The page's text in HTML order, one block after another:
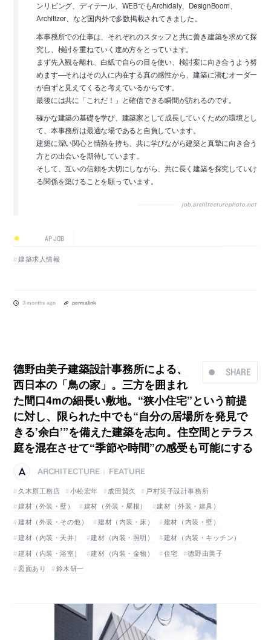
ンリビング、ディテール、WEBでもArchidaly、DesignBoom、
Architizer、など国内外で多数掲載されてきました。
本事務所での仕事は、それぞれのスタッフと共に善き建築を求めて探
究し、検討を重ねていく進め方をとっています。
まず先入観を離れ、白紙で自らの目を使い、検討案に向き合うよう努
めます―それはその人に内在する真の感性から、建築に潜むオーダー
が自ずと見えてくると考えているからです。
最後には共に「これだ！」と確信できる瞬間が訪れるのです。
確かな建築の基礎を学び、建築家として成長していくための環境とし
て、本事務所は最適な場であると自負しています。
建築に深い関心と情熱を持ち、共に学びながら建築と真摯に向き合う
方との出会いを期待しています。
そして、互いの信頼を大切にしながら、共に長く建築を探究していけ
る関係を築けることを願っています。
job.architecturephoto.net
AP JOB
建築求人情報
3 months ago permalink
SHARE
德野由美子建築設計事務所による、
西日本の「鳥の家」。三方を囲まれ
た間口4mの細長い敷地。“狭小住宅”という前提
に対し、限られた中でも“自分の居場所を発見で
きる’余白’”を備えた建築を志向。住空間とテラス
庭を混在させて“季節や時間”の感受も可能にする
ARCHITECTURE
FEATURE
久木原工務店
小松宏年 成田賛久
戸村英子設計事務所
建材（外装・壁）
建材（外装・屋根）
建材（外装・建具）
建材（外装・その他）
建材（内装・床）
建材（内装・壁）
建材（内装・天井）
建材（内装・照明）
建材（内装・キッチン）
建材（内装・浴室）
建材（内装・金物） 住宅
德野由美子
図面あり
鈴木研一